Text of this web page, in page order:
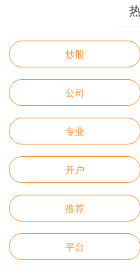
炒股
公司
专业
开户
推荐
平台